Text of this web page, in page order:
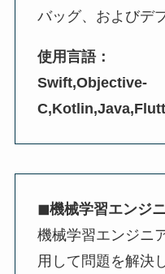
バッグ、およびデ
使用言語：
Swift,Objective-
◼︎機械学習エンジ
機械学習エンジニ
用して問題を解決